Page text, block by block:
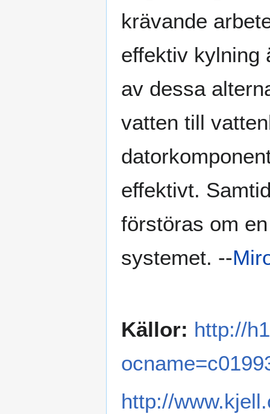
krävande
effektiv kylning
av dessa
vatten till
effektivt.
förstöras om
systemet. --
Källor: http://
http://